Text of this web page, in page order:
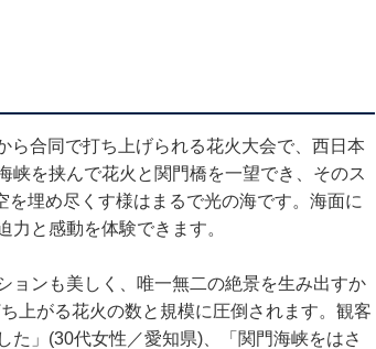
ら合同で打ち上げられる花火大会で、西日本
峡を挟んで花火と関門橋を一望でき、そのス
埋め尽くす様はまるで光の海です。海面に
と感動を体験できます。
ョンも美しく、唯一無二の絶景を生み出すか
上がる花火の数と規模に圧倒されます。観客
」(30代女性／愛知県)、「関門海峡をはさ